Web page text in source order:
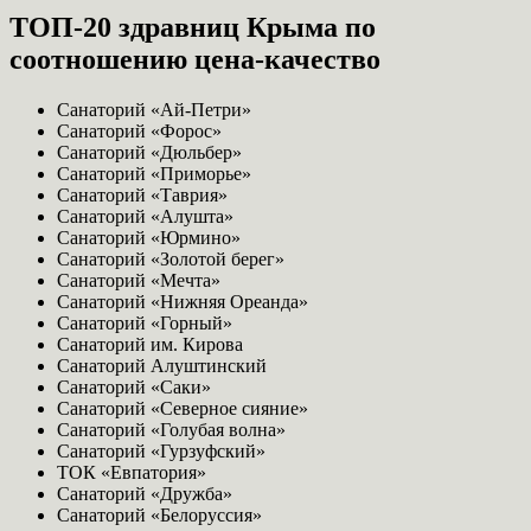
ТОП-20 здравниц Крыма по
соотношению цена-качество
Санаторий «Ай-Петри»
Санаторий «Форос»
Санаторий «Дюльбер»
Санаторий «Приморье»
Санаторий «Таврия»
Санаторий «Алушта»
Санаторий «Юрмино»
Санаторий «Золотой берег»
Санаторий «Мечта»
Санаторий «Нижняя Ореанда»
Санаторий «Горный»
Санаторий им. Кирова
Санаторий Алуштинский
Санаторий «Саки»
Санаторий «Северное сияние»
Санаторий «Голубая волна»
Санаторий «Гурзуфский»
ТОК «Евпатория»
Санаторий «Дружба»
Санаторий «Белоруссия»